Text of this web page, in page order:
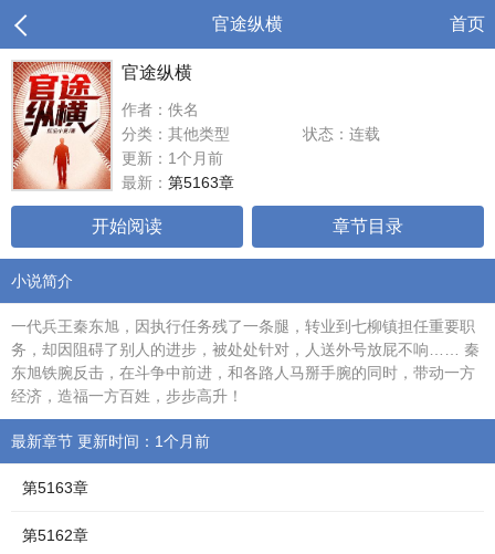
官途纵横 首页
官途纵横
作者：佚名
分类：其他类型
状态：连载
更新：1个月前
最新： 第5163章
开始阅读 章节目录
小说简介
一代兵王秦东旭，因执行任务残了一条腿，转业到七柳镇担任重要职
务，却因阻碍了别人的进步，被处处针对，人送外号放屁不响…… 秦
东旭铁腕反击，在斗争中前进，和各路人马掰手腕的同时，带动一方
经济，造福一方百姓，步步高升！
最新章节 更新时间：1个月前
第5163章
第5162章